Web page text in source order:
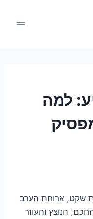
למה
שקט, ארוחת הערב
הנוצץ והעוזר